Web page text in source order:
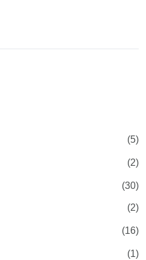
(5)
(2)
(30)
(2)
(16)
(1)